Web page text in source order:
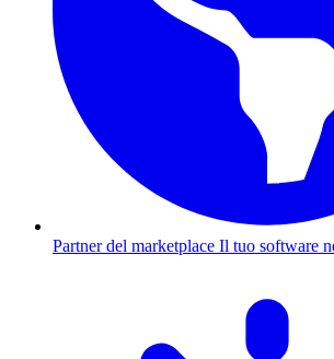
Partner del marketplace Il tuo software